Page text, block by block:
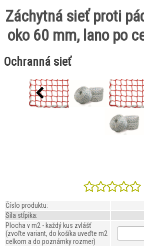
Záchytná sieť proti
oko 60 mm, lano po
Ochranná sieť
Číslo produktu:
Sí­la stĺpika:
Plocha v m2 - každý kus zvlášť
(zvoľte variant, do košíka uveďte m2
celkom a do poznámky rozmer)